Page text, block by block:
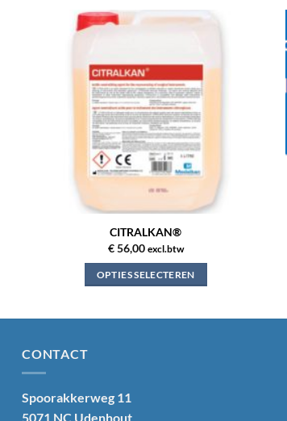
CITRALKAN®
€56,00 excl.btw
OPTIES SELECTEREN
CONTACT
Spoorakkerweg 11
5071 NC Udenhout